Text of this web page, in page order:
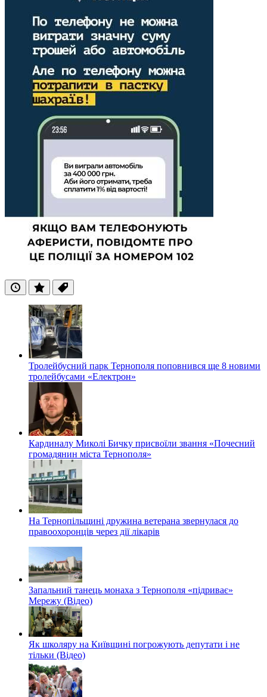
ОстанніПопулярні
Теги
Тролейбусний парк Тернополя поповнився ще 8 новими
тролейбусами «Електрон»
Кардиналу Миколі Бичку присвоїли звання «Почесний
громадянин міста Тернополя»
На Тернопільщині дружина ветерана звернулася до
правоохоронців через дії лікарів
Запальний танець монаха з Тернополя «підриває»
Мережу (Відео)
Як школяру на Київщині погрожують депутати і не
тільки (Відео)